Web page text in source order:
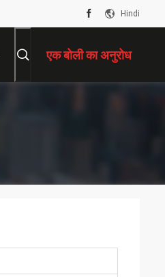
Hindi
एक बोली का अनुरोध